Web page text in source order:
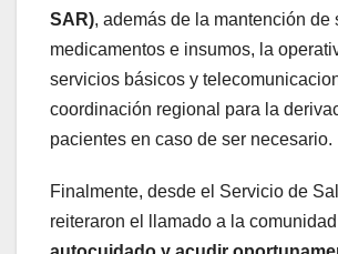
SAR), además de la mantención de
medicamentos e insumos, la
servicios básicos y
coordinación regional para la
pacientes en caso de ser necesario.
Finalmente, desde el Servicio de
reiteraron el llamado a la